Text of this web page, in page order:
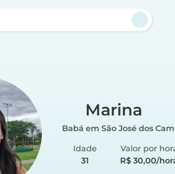
Marina
Babá em São José dos
Idade
31
Valor por
R$ 30,00/